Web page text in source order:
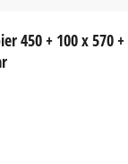
450 + 100 x 570 +